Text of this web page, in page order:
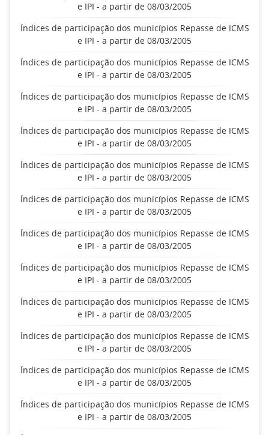
e IPI - a partir de 08/03/2005
Índices de participação dos municípios Repasse de ICMS
e IPI - a partir de 08/03/2005
Índices de participação dos municípios Repasse de ICMS
e IPI - a partir de 08/03/2005
Índices de participação dos municípios Repasse de ICMS
e IPI - a partir de 08/03/2005
Índices de participação dos municípios Repasse de ICMS
e IPI - a partir de 08/03/2005
Índices de participação dos municípios Repasse de ICMS
e IPI - a partir de 08/03/2005
Índices de participação dos municípios Repasse de ICMS
e IPI - a partir de 08/03/2005
Índices de participação dos municípios Repasse de ICMS
e IPI - a partir de 08/03/2005
Índices de participação dos municípios Repasse de ICMS
e IPI - a partir de 08/03/2005
Índices de participação dos municípios Repasse de ICMS
e IPI - a partir de 08/03/2005
Índices de participação dos municípios Repasse de ICMS
e IPI - a partir de 08/03/2005
Índices de participação dos municípios Repasse de ICMS
e IPI - a partir de 08/03/2005
Índices de participação dos municípios Repasse de ICMS
e IPI - a partir de 08/03/2005